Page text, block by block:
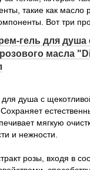
такие как масло
Вот три
гель для душа
масла
душа с
мягкую
и нежности.
розы, входя в